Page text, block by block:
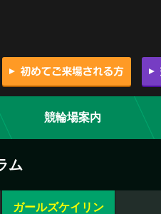
競輪場案内
ム
ガールズケイリン